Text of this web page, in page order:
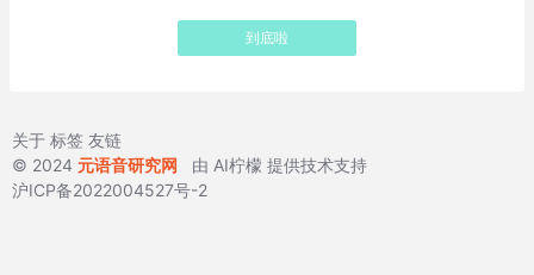
到底啦
关于 标签 友链
© 2024 元语音研究网 由 AI柠檬 提供技术支持
沪ICP备2022004527号-2